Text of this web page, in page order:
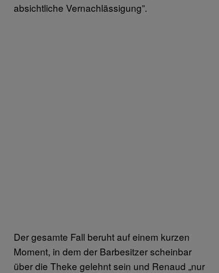
absichtliche Vernachlässigung”.
Der gesamte Fall beruht auf einem kurzen
Moment, in dem der Barbesitzer scheinbar
über die Theke gelehnt sein und Renaud „nur